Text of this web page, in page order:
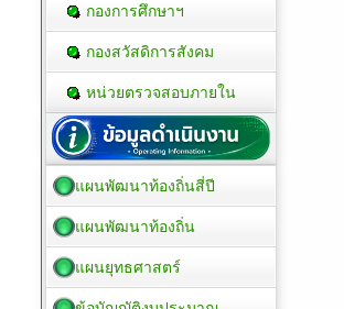
กองการศึกษาฯ
กองสวัสดิการสังคม
หน่วยตรวจสอบภายใน
แผนพัฒนาท้องถิ่นสี่ปี
แผนพัฒนาท้องถิ่น
แผนยุทธศาสตร์